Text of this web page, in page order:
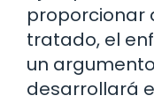
proporcionar
tratado, el
un
desarrollará